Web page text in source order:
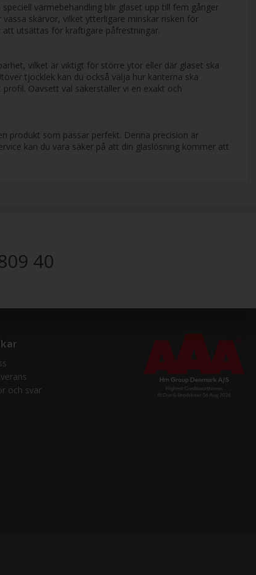
värmebehandling blir glaset upp till fem gånger
skärvor, vilket ytterligare minskar risken för
utsättas för kraftigare påfrestningar.
vilket är viktigt för större ytor eller där glaset ska
tjocklek kan du också välja hur kanterna ska
Oavsett val säkerställer vi en exakt och
produkt som passar perfekt. Denna precision är
kan du vara säker på att din glaslösning kommer att
40
och svar